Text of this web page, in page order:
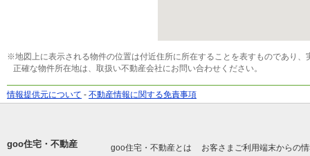
※地図上に表示される物件の位置は付近住所に所在することを表すものであり
正確な物件所在地は、取扱い不動産会社にお問い合わせください。
情報提供元について - 不動産情報に関する免責事項
goo住宅・不動産 goo住宅・不動産とは お客さまご利用端末からの